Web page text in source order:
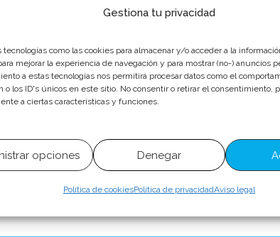
Gestiona tu privacidad
como las cookies para almacenar y/o acceder a la
mejorar la experiencia de navegación y para mostrar (no-) anuncios
a estas tecnologías nos permitirá procesar datos como el
o los ID's únicos en este sitio. No consentir o retirar el consentimiento,
a ciertas características y funciones.
Denegar
opciones
Política de cookiesPolítica de privacidadAviso legal
CONTROL DE